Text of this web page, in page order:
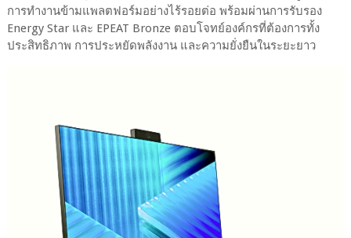
การทำงานข้ามแพลตฟอร์มอย่างไร้รอยต่อ พร้อมผ่านการรับรอง
Energy Star และ EPEAT Bronze ตอบโจทย์องค์กรที่ต้องการทั้ง
ประสิทธิภาพ การประหยัดพลังงาน และความยั่งยืนในระยะยาว